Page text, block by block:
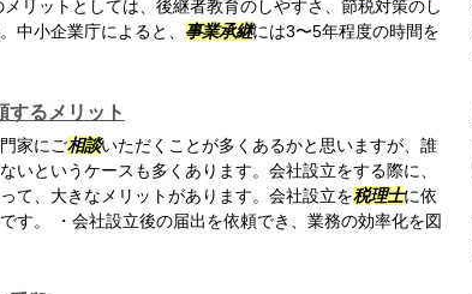
リットとしては、後継者教育のしやすさ、節税対策のし
中小企業庁によると、 事業承継には3〜5年程度の時間を
するメリット
家にご相談いただくことが多くあるかと思いますが、誰
いというケースも多くあります。会社設立をする際に、
て、大きなメリットがあります。会社設立を税理士に依
す。 ・会社設立後の届出を依頼でき、業務の効率化を図